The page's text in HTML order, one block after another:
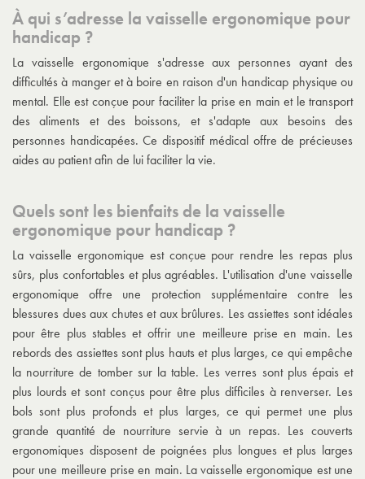
À qui s’adresse la vaisselle ergonomique pour
handicap ?
La vaisselle ergonomique s'adresse aux personnes ayant des
difficultés à manger et à boire en raison d'un handicap physique ou
mental. Elle est conçue pour faciliter la prise en main et le transport
des aliments et des boissons, et s'adapte aux besoins des
personnes handicapées. Ce dispositif médical offre de précieuses
aides au patient afin de lui faciliter la vie.
Quels sont les bienfaits de la vaisselle
ergonomique pour handicap ?
La vaisselle ergonomique est conçue pour rendre les repas plus
sûrs, plus confortables et plus agréables. L'utilisation d'une vaisselle
ergonomique offre une protection supplémentaire contre les
blessures dues aux chutes et aux brûlures. Les assiettes sont idéales
pour être plus stables et offrir une meilleure prise en main. Les
rebords des assiettes sont plus hauts et plus larges, ce qui empêche
la nourriture de tomber sur la table. Les verres sont plus épais et
plus lourds et sont conçus pour être plus difficiles à renverser. Les
bols sont plus profonds et plus larges, ce qui permet une plus
grande quantité de nourriture servie à un repas. Les couverts
ergonomiques disposent de poignées plus longues et plus larges
pour une meilleure prise en main. La vaisselle ergonomique est une